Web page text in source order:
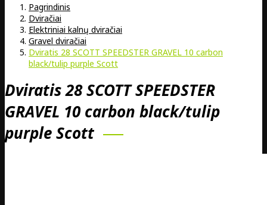
Pagrindinis
Dviračiai
Elektriniai kalnų dviračiai
Gravel dviračiai
Dviratis 28 SCOTT SPEEDSTER GRAVEL 10 carbon
black/tulip purple Scott
Dviratis 28 SCOTT SPEEDSTER
GRAVEL 10 carbon black/tulip
purple Scott